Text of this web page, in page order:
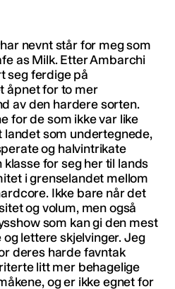
nevnt står for meg som
as Milk. Etter Ambarchi
seg ferdige på
åpnet for to mer
av den hardere sorten.
for de som ikke var like
landet som undertegnede,
og halvintrikate
klasse for seg her til lands
i grenselandet mellom
Ikke bare når det
og volum, men også
som kan gi den mest
lettere skjelvinger. Jeg
deres harde favntak
litt mer behagelige
og er ikke egnet for